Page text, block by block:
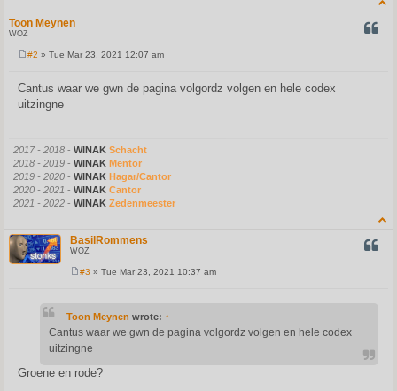
Toon Meynen
WOZ
t
#2 » Tue Mar 23, 2021 12:07 am
Cantus waar we gwn de pagina volgordz volgen en hele codex
uitzingne
2017 - 2018 - WINAK Schacht
2018 - 2019 - WINAK Mentor
2019 - 2020 - WINAK Hagar/Cantor
2020 - 2021 - WINAK Cantor
2021 - 2022 - WINAK Zedenmeester
BasilRommens
WOZ
#3 » Tue Mar 23, 2021 10:37 am
Toon Meynen wrote: ↑
Cantus waar we gwn de pagina volgordz volgen en hele codex
uitzingne
Groene en rode?